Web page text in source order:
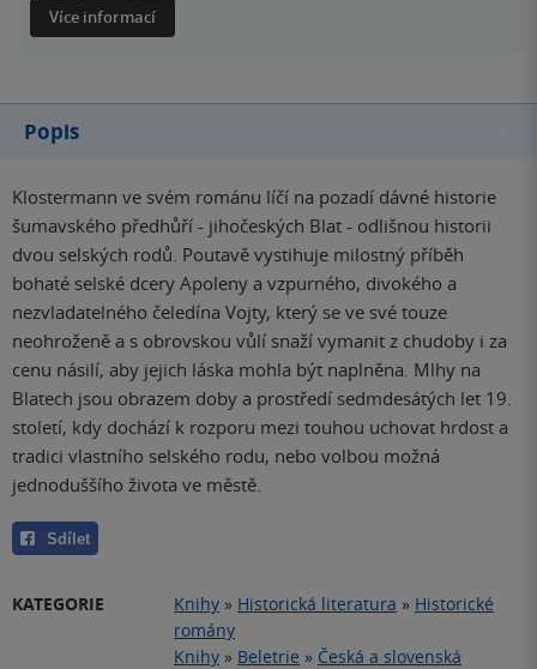
Více informací
Popis
Klostermann ve svém románu líčí na pozadí dávné historie
šumavského předhůří - jihočeských Blat - odlišnou historii
dvou selských rodů. Poutavě vystihuje milostný příběh
bohaté selské dcery Apoleny a vzpurného, divokého a
nezvladatelného čeledína Vojty, který se ve své touze
neohroženě a s obrovskou vůlí snaží vymanit z chudoby i za
cenu násilí, aby jejich láska mohla být naplněna. Mlhy na
Blatech jsou obrazem doby a prostředí sedmdesátých let 19.
století, kdy dochází k rozporu mezi touhou uchovat hrdost a
tradici vlastního selského rodu, nebo volbou možná
jednoduššího života ve městě.
Sdílet
KATEGORIE Knihy » Historická literatura » Historické
romány
Knihy » Beletrie » Česká a slovenská